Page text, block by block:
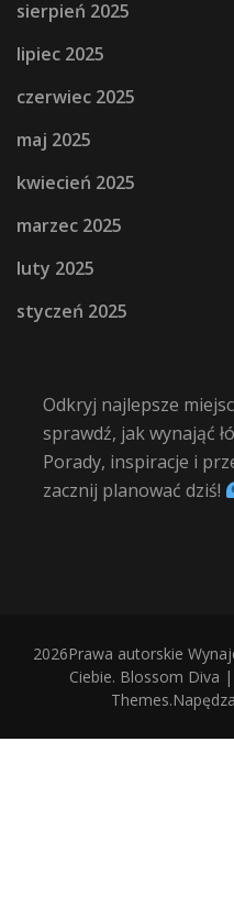
sierpień 2025
lipiec 2025
czerwiec 2025
maj 2025
kwiecień 2025
marzec 2025
luty 2025
styczeń 2025
Odkryj najlepsze
sprawdź, jak wynająć
Porady, inspiracje i
zacznij planować dziś!
2026Prawa autorskie
Ciebie. Blossom Diva
Themes